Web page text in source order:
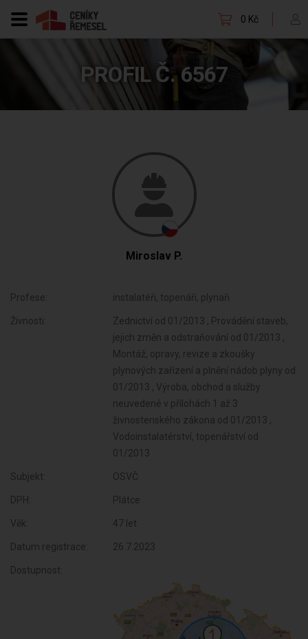
0 Kč
PROFIL Č. 6567
Miroslav P.
Profese: instalatéři, topenáři, plynaři
Živnosti:
Zednictví od 01/2013 , Provádění staveb,
jejich změn a odstraňování od 01/2013 ,
Montáž, opravy, revize a zkoušky
plynových zařízení a plnění nádob plyny od
01/2013 , Výroba, obchod a služby
neuvedené v přílohách 1 až 3
živnostenského zákona od 01/2013 ,
Vodoinstalatérství, topenářství od
01/2013
Subjekt: OSVČ
DPH: Plátce
Věk: 47 let
Datum registrace: 26.7.2023
Dostupnost: